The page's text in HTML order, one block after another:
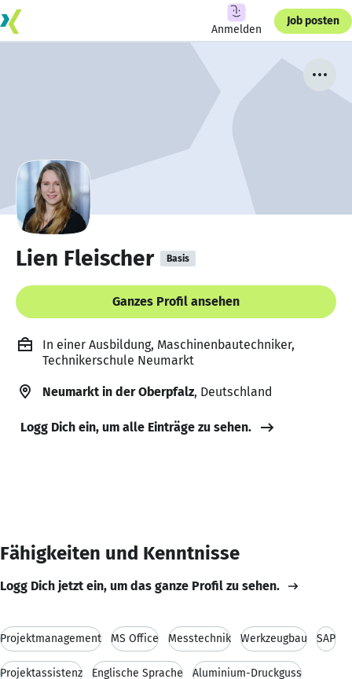
Anmelden
Job posten
Lien Fleischer Basis
Ganzes Profil ansehen
In einer Ausbildung, Maschinenbautechniker,
Technikerschule Neumarkt
Neumarkt in der Oberpfalz, Deutschland
Logg Dich ein, um alle Einträge zu sehen.
Fähigkeiten und Kenntnisse
Logg Dich jetzt ein, um das ganze Profil zu sehen.
Projektmanagement MS Office Messtechnik Werkzeugbau SAP
Projektassistenz Englische Sprache Aluminium-Druckguss